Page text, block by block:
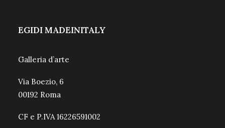
EGIDI MADEINITALY
Galleria d’arte
Via Boezio, 6
00192 Roma
CF e P.IVA 16226591002